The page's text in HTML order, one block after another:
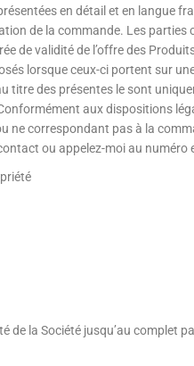
en détail et en langue
de la commande. Les
de validité de l’offre des
lorsque ceux-ci portent sur
titre des présentes le sont
aux dispositions
ne correspondant pas à la
ou appelez-moi au numéro
de la Société jusqu’au complet